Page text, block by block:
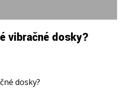
vibračné dosky?
dosky?